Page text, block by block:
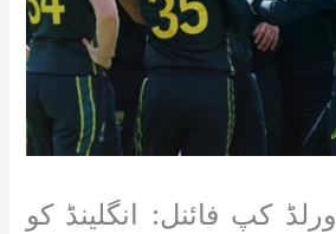
ویمنز ٹی 20 ورلڈ کپ فائنل: انگلینڈ کو